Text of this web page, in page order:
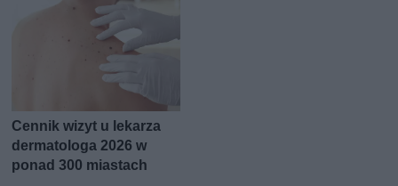
Cennik wizyt u lekarza
dermatologa 2026 w
ponad 300 miastach